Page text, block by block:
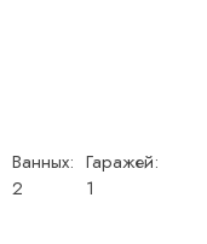
Ванных:
2
Гаражей:
1